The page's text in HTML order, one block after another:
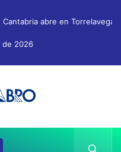
Cantabria abre en
de 2026